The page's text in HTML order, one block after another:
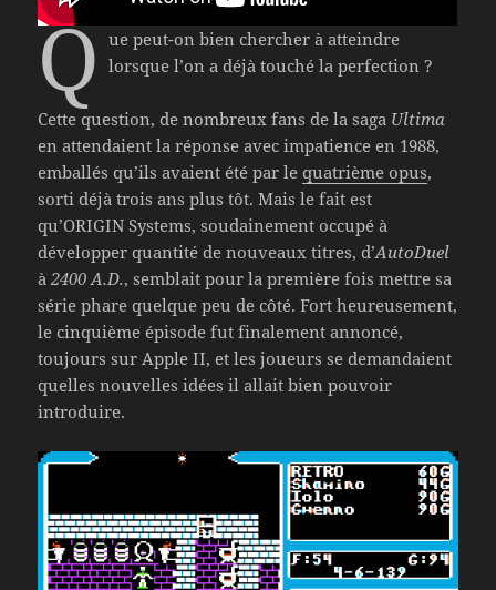
Q ue peut-on bien chercher à atteindre
lorsque l’on a déjà touché la perfection ?
Cette question, de nombreux fans de la saga Ultima
en attendaient la réponse avec impatience en 1988,
emballés qu’ils avaient été par le quatrième opus,
sorti déjà trois ans plus tôt. Mais le fait est
qu’ORIGIN Systems, soudainement occupé à
développer quantité de nouveaux titres, d’AutoDuel
à2400 A.D., semblait pour la première fois mettre sa
série phare quelque peu de côté. Fort heureusement,
le cinquième épisode fut finalement annoncé,
toujours sur Apple II, et les joueurs se demandaient
quelles nouvelles idées il allait bien pouvoir
introduire.